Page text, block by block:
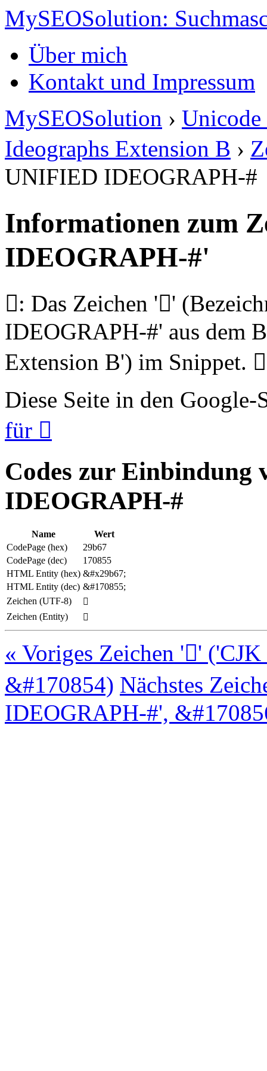
MySEOSolution:
Über mich
Kontakt und Impressum
MySEOSolution › Unicode
Ideographs Extension B ›
UNIFIED IDEOGRAPH-#
Informationen zum
IDEOGRAPH-#'
𩭧: Das Zeichen '𩭧'
IDEOGRAPH-#' aus dem
Extension B') im Snippet. 𩭧
Diese Seite in den Google-
für 𩭧
Codes zur
IDEOGRAPH-#
Name
Wert
CodePage (hex)
29b67
CodePage (dec)
170855
HTML Entity (hex) &#x29b67;
HTML Entity (dec) &#170855;
Zeichen (UTF-8)
𩭧
Zeichen (Entity)
𩭧
« Voriges Zeichen '𩭦'
&#170854) Nächstes
IDEOGRAPH-#',